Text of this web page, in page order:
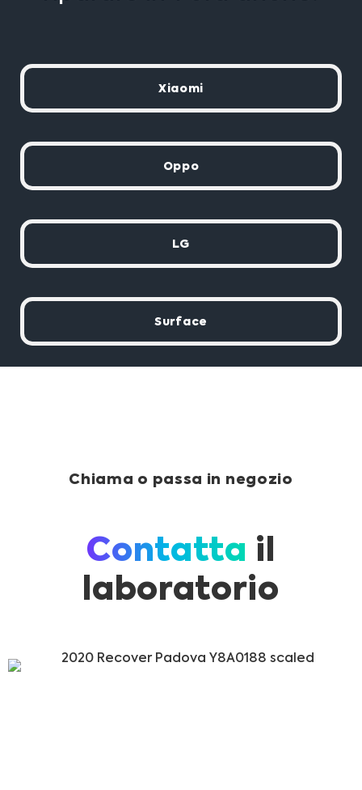
Xiaomi
Oppo
LG
Surface
Chiama o passa in negozio
Contatta il
laboratorio